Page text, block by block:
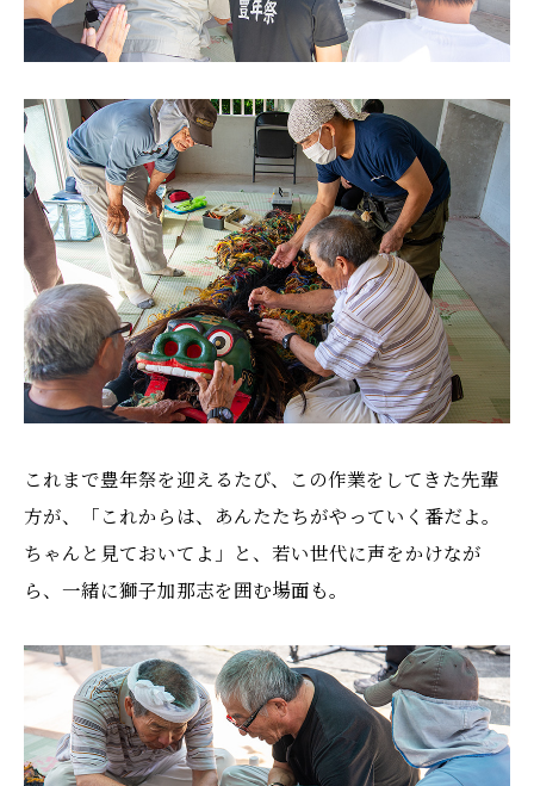
これまで豊年祭を迎えるたび、この作業をしてきた先輩
方が、「これからは、あんたたちがやっていく番だよ。
ちゃんと見ておいてよ」と、若い世代に声をかけなが
ら、一緒に獅子加那志を囲む場面も。